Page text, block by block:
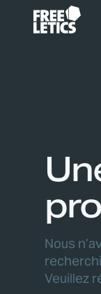
Nous
Veuillez